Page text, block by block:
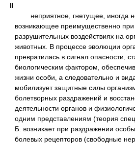
II
неприятное, гнетущее, иногда
возникающее преимущественно при
разрушительных воздействиях на
животных. В процессе эволюции
превратилась в сигнал опасности,
биологическим фактором,
жизни особи, а следовательно и
мобилизует защитные силы
болетворных раздражений и
деятельности органов и
одним представлениям (теория
Б. возникает при раздражении
болевых рецепторов (свободные